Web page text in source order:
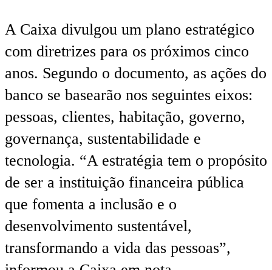
A Caixa divulgou um plano estratégico
com diretrizes para os próximos cinco
anos. Segundo o documento, as ações do
banco se basearão nos seguintes eixos:
pessoas, clientes, habitação, governo,
governança, sustentabilidade e
tecnologia. “A estratégia tem o propósito
de ser a instituição financeira pública
que fomenta a inclusão e o
desenvolvimento sustentável,
transformando a vida das pessoas”,